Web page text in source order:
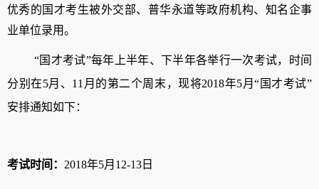
优秀的国才考生被外交部、 普华永道等政府机构、知名企事
业单位录用。
“国才考试”每年上半年、下半年各举行一次考试，时间
分别在5月、 11 月的第二个周末 ，现将2018年5月“ 国才考试”
安排通知如下：
考试时间： 2018年5月 12-13 日